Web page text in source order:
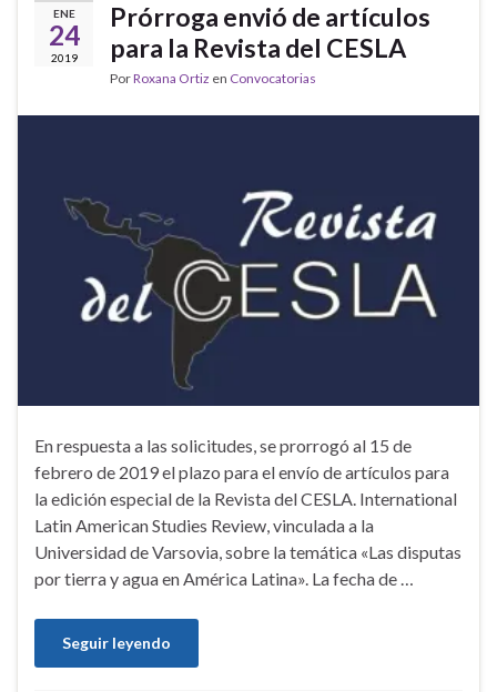
ENE
24
2019
Prórroga envió de artículos
para la Revista del CESLA
PorRoxana Ortiz en Convocatorias
En respuesta a las solicitudes, se prorrogó al 15 de
febrero de 2019 el plazo para el envío de artículos para
la edición especial de la Revista del CESLA. International
Latin American Studies Review, vinculada a la
Universidad de Varsovia, sobre la temática «Las disputas
por tierra y agua en América Latina». La fecha de …
Seguir leyendo